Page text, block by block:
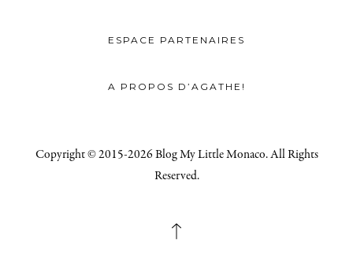
ESPACE PARTENAIRES
A PROPOS D’AGATHE!
Copyright © 2015-2026 Blog My Little Monaco. All Rights
Reserved.